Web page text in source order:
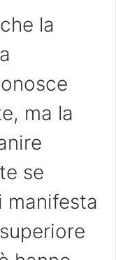
la
ma la
se
manifesta